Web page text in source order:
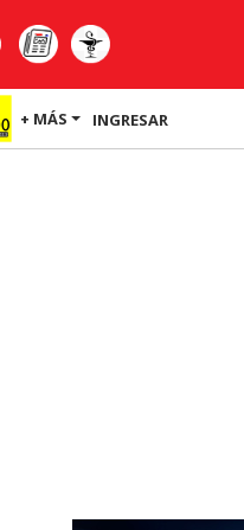
+ MÁS INGRESAR